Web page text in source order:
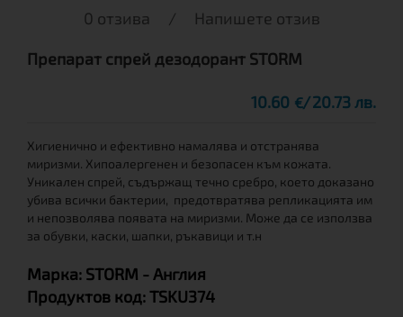
0 отзива / Напишете отзив
Препарат спрей дезодорант STORM
10.60 € 20.73 лв.
Хигиенично и ефективно намалява и отстранява
миризми. Хипоалергенен и безопасен към кожата.
Уникален спрей, съдържащ течно сребро, което доказано
убива всички бактерии, предотвратява репликацията им
и непозволява появата на миризми. Може да се използва
за обувки, каски, шапки, ръкавици и т.н
Марка: STORM - Англия
Продуктов код:TSKU374